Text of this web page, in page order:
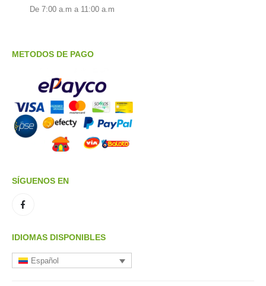
De 7:00 a.m a 11:00 a.m
METODOS DE PAGO
SÍGUENOS EN
IDIOMAS DISPONIBLES
Español